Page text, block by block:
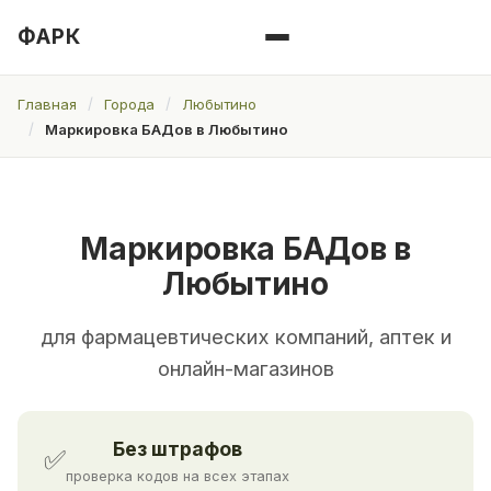
ФАРК
Главная Города
Любытино
Маркировка БАДов в Любытино
Маркировка БАДов в
Любытино
для фармацевтических компаний, аптек и
онлайн-магазинов
✅ Без штрафов
проверка кодов на всех этапах